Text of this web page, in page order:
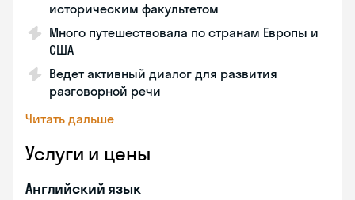
историческим факультетом
Много путешествовала по странам Европы и
США
Ведет активный диалог для развития
разговорной речи
Читать дальше
Услуги и цены
Английский язык